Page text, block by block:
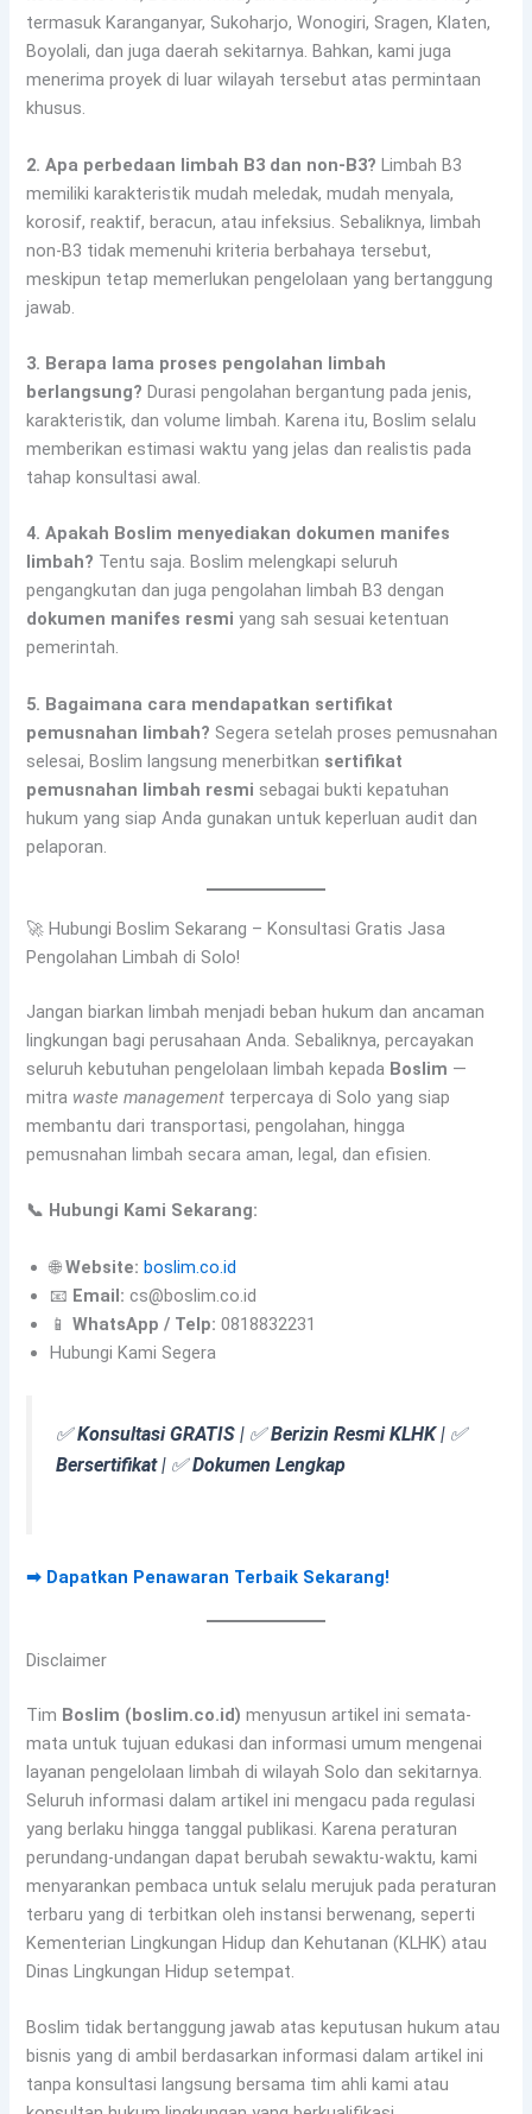
termasuk Karanganyar, Sukoharjo, Wonogiri, Sragen, Klaten,
Boyolali, dan juga daerah sekitarnya. Bahkan, kami juga
menerima proyek di luar wilayah tersebut atas permintaan
khusus.
2. Apa perbedaan limbah B3 dan non-B3? Limbah B3
memiliki karakteristik mudah meledak, mudah menyala,
korosif, reaktif, beracun, atau infeksius. Sebaliknya, limbah
non-B3 tidak memenuhi kriteria berbahaya tersebut,
meskipun tetap memerlukan pengelolaan yang bertanggung
jawab.
3. Berapa lama proses pengolahan limbah
berlangsung? Durasi pengolahan bergantung pada jenis,
karakteristik, dan volume limbah. Karena itu, Boslim selalu
memberikan estimasi waktu yang jelas dan realistis pada
tahap konsultasi awal.
4. Apakah Boslim menyediakan dokumen manifes
limbah? Tentu saja. Boslim melengkapi seluruh
pengangkutan dan juga pengolahan limbah B3 dengan
dokumen manifes resmi yang sah sesuai ketentuan
pemerintah.
5. Bagaimana cara mendapatkan sertifikat
pemusnahan limbah? Segera setelah proses pemusnahan
selesai, Boslim langsung menerbitkan sertifikat
pemusnahan limbah resmi sebagai bukti kepatuhan
hukum yang siap Anda gunakan untuk keperluan audit dan
pelaporan.
🚀 Hubungi Boslim Sekarang – Konsultasi Gratis Jasa
Pengolahan Limbah di Solo!
Jangan biarkan limbah menjadi beban hukum dan ancaman
lingkungan bagi perusahaan Anda. Sebaliknya, percayakan
seluruh kebutuhan pengelolaan limbah kepada Boslim —
mitra waste management terpercaya di Solo yang siap
membantu dari transportasi, pengolahan, hingga
pemusnahan limbah secara aman, legal, dan efisien.
📞 Hubungi Kami Sekarang:
🌐Website: boslim.co.id
📧 Email: cs@boslim.co.id
📱WhatsApp / Telp: 0818832231
Hubungi Kami Segera
✅Konsultasi GRATIS | ✅Berizin Resmi KLHK| ✅
Bersertifikat| ✅Dokumen Lengkap
➡ Dapatkan Penawaran Terbaik Sekarang!
Disclaimer
Tim Boslim (boslim.co.id) menyusun artikel ini semata-
mata untuk tujuan edukasi dan informasi umum mengenai
layanan pengelolaan limbah di wilayah Solo dan sekitarnya.
Seluruh informasi dalam artikel ini mengacu pada regulasi
yang berlaku hingga tanggal publikasi. Karena peraturan
perundang-undangan dapat berubah sewaktu-waktu, kami
menyarankan pembaca untuk selalu merujuk pada peraturan
terbaru yang di terbitkan oleh instansi berwenang, seperti
Kementerian Lingkungan Hidup dan Kehutanan (KLHK) atau
Dinas Lingkungan Hidup setempat.
Boslim tidak bertanggung jawab atas keputusan hukum atau
bisnis yang di ambil berdasarkan informasi dalam artikel ini
tanpa konsultasi langsung bersama tim ahli kami atau